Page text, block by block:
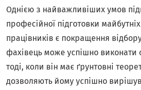
Однією з найважливіших умов
професійної підготовки
працівників є покращення
фахівець може успішно виконати
тоді, коли він має ґрунтовні
дозволяють йому успішно